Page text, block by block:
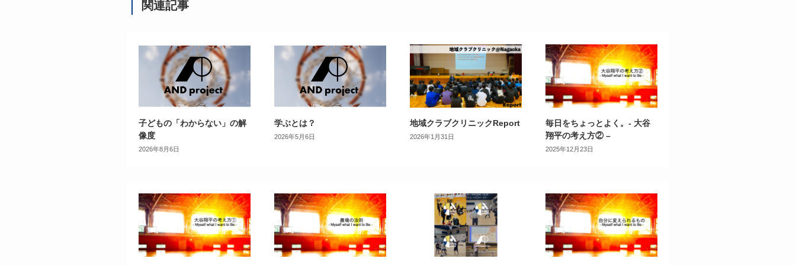
関連記事
子どもの「わからない」の解
像度
2026年8月6日
学ぶとは？
2026年5月6日
地域クラブクリニックReport
2026年1月31日
毎日をちょっとよく。- 大谷
翔平の考え方② –
2025年12月23日